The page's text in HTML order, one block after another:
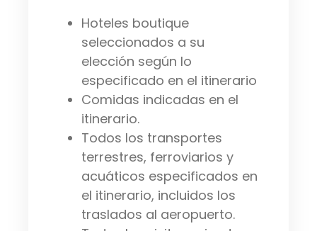
Hoteles boutique
seleccionados a su
elección según lo
especificado en el itinerario
Comidas indicadas en el
itinerario.
Todos los transportes
terrestres, ferroviarios y
acuáticos especificados en
el itinerario, incluidos los
traslados al aeropuerto.